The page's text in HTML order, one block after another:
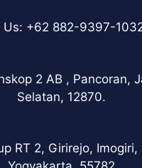
Us: +62 882-9397-
2 AB , Pancoran,
Selatan, 12870.
RT 2, Girirejo, Imogiri,